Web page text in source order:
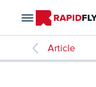
Article